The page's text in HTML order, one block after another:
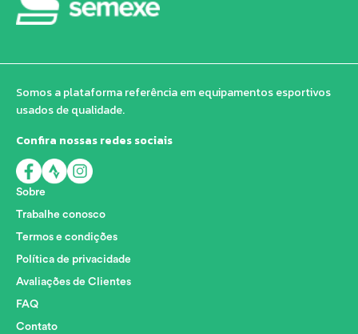
Somos a plataforma referência em equipamentos esportivos
usados de qualidade.
Confira nossas redes sociais
Sobre
Trabalhe conosco
Termos e condições
Política de privacidade
Avaliações de Clientes
FAQ
Contato